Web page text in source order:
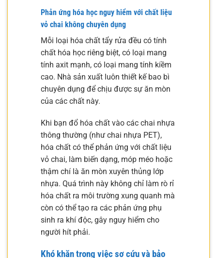
Phản ứng hóa học nguy hiểm với chất liệu
vỏ chai không chuyên dụng
Mỗi loại hóa chất tẩy rửa đều có tính
chất hóa học riêng biệt, có loại mang
tính axit mạnh, có loại mang tính kiềm
cao. Nhà sản xuất luôn thiết kế bao bì
chuyên dụng để chịu được sự ăn mòn
của các chất này.
Khi bạn đổ hóa chất vào các chai nhựa
thông thường (như chai nhựa PET),
hóa chất có thể phản ứng với chất liệu
vỏ chai, làm biến dạng, móp méo hoặc
thậm chí là ăn mòn xuyên thủng lớp
nhựa. Quá trình này không chỉ làm rò rỉ
hóa chất ra môi trường xung quanh mà
còn có thể tạo ra các phản ứng phụ
sinh ra khí độc, gây nguy hiểm cho
người hít phải.
Khó khăn trong việc sơ cứu và bảo